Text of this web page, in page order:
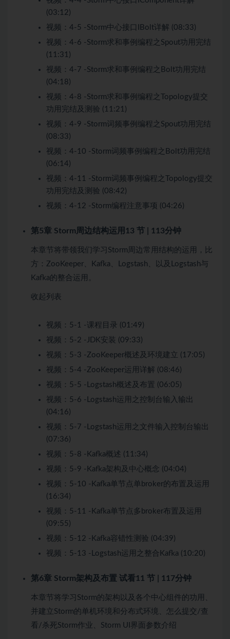
(03:12)
视频： 4-5 -Storm中心接口IBolt详解 (08:33)
视频： 4-6 -Storm求和事例编程之Spout功用完结
(11:31)
视频： 4-7 -Storm求和事例编程之Bolt功用完结
(04:18)
视频： 4-8 -Storm求和事例编程之Topology提交
功用完结及测验 (11:21)
视频： 4-9 -Storm词频事例编程之Spout功用完结
(08:33)
视频： 4-10 -Storm词频事例编程之Bolt功用完结
(06:14)
视频： 4-11 -Storm词频事例编程之Topology提交
功用完结及测验 (08:42)
视频： 4-12 -Storm编程注意事项 (04:26)
第5章 Storm周边结构运用 13 节 | 113分钟
本章节将带领我们学习Storm周边常用结构的运用，比
方：ZooKeeper、Kafka、Logstash、以及Logstash与
Kafka的整合运用。
收起列表
视频： 5-1 -课程目录 (01:49)
视频： 5-2 -JDK安装 (09:33)
视频： 5-3 -ZooKeeper概述及环境建立 (17:05)
视频： 5-4 -ZooKeeper运用详解 (08:46)
视频： 5-5 -Logstash概述及布置 (06:05)
视频： 5-6 -Logstash运用之控制台输入输出
(04:16)
视频： 5-7 -Logstash运用之文件输入控制台输出
(07:36)
视频： 5-8 -Kafka概述 (11:34)
视频： 5-9 -Kafka架构及中心概念 (04:04)
视频： 5-10 -Kafka单节点单broker的布置及运用
(16:34)
视频： 5-11 -Kafka单节点多broker布置及运用
(09:55)
视频： 5-12 -Kafka容错性测验 (04:39)
视频： 5-13 -Logstash运用之整合Kafka (10:20)
第6章 Storm架构及布置 试看11 节 | 117分钟
本章节将学习Storm的架构以及各个中心组件的功用、
并建立Storm的单机环境和分布式环境、怎么提交/查
看/杀死Storm作业、Storm UI界面参数介绍